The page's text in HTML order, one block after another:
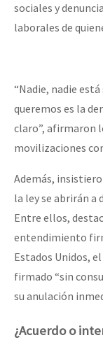
sociales y
laborales de
“Nadie, nadie
queremos es la
claro”, afirmaron
movilizaciones
Además,
la ley se abrirán
Entre ellos,
entendimiento
Estados Unidos,
firmado “sin
su anulación
¿Acuerdo o